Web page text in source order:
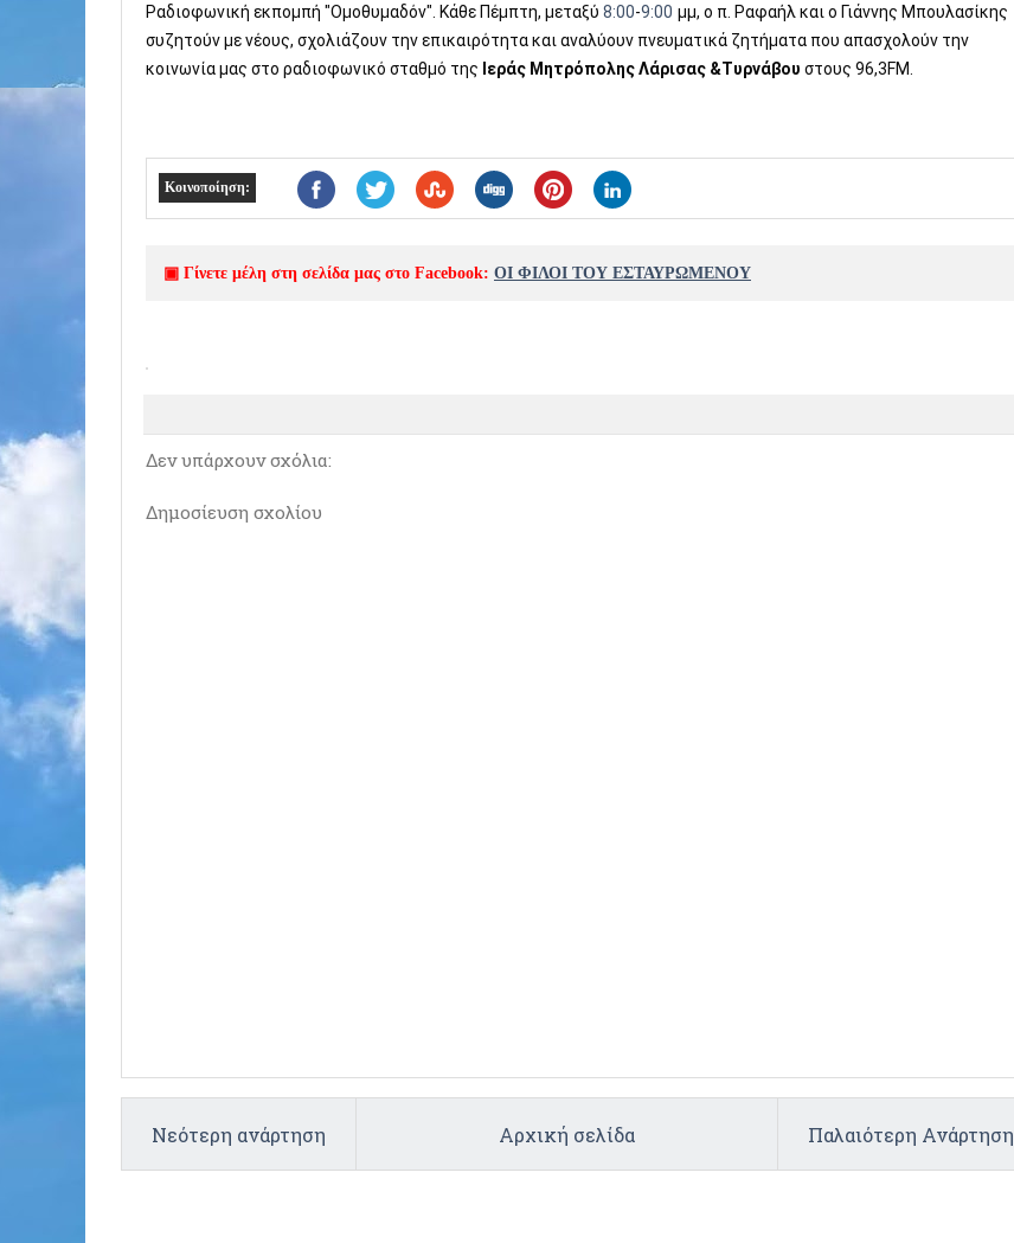
Ραδιοφωνική εκπομπή "Ομοθυμαδόν". Κάθε Πέμπτη, μεταξύ 8:00-9:00 μμ, ο π. Ραφαήλ και ο Γιάννης Μπουλασίκης
συζητούν με νέους, σχολιάζουν την επικαιρότητα και αναλύουν πνευματικά ζητήματα που απασχολούν την
κοινωνία μας στο ραδιοφωνικό σταθμό της Ιεράς Μητρόπολης Λάρισας &Τυρνάβου στους 96,3FM.
Κοινοποίηση:
▣ Γίνετε μέλη στη σελίδα μας στο Facebook: ΟΙ ΦΙΛΟΙ ΤΟΥ ΕΣΤΑΥΡΩΜΕΝΟΥ
Δεν υπάρχουν σχόλια:
Δημοσίευση σχολίου
Νεότερη ανάρτηση Παλαιότερη Ανάρτηση
Αρχική σελίδα